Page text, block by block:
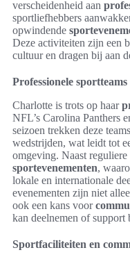
verscheidenheid aan
sportliefhebbers
opwindende
Deze activiteiten zijn een
cultuur en dragen bij aan
Professionele sportteams
Charlotte is trots op haar
NFL’s Carolina Panthers
seizoen trekken deze
wedstrijden, wat leidt tot
omgeving. Naast
sportevenementen,
lokale en internationale
evenementen zijn niet
ook een kans voor
kan deelnemen of support
Sportfaciliteiten en